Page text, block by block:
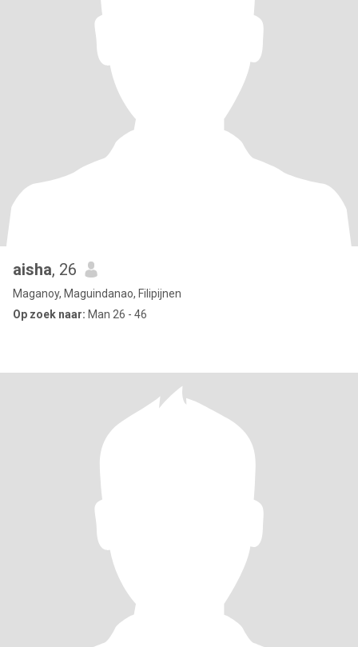
aisha, 26
Maganoy, Maguindanao, Filipijnen
Op zoek naar: Man 26 - 46